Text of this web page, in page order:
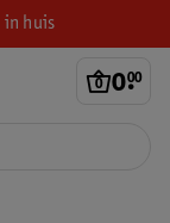
in huis
0.
00